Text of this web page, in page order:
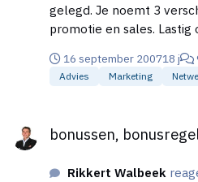
gelegd. Je noemt 3 verschillende zaken: marketing,
promotie en sales.
volgens mij prima doen
freelancer die, die
promotiebedrijven die
zaterdag in een drukke
16 september 200718 j
Advies Marketing
bonussen,
Rikkert Walbeek